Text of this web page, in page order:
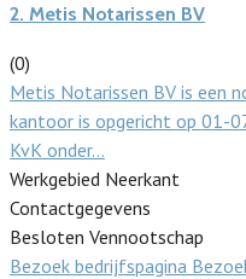
2. Metis Notarissen BV
(0)
Metis Notarissen BV is een
kantoor is opgericht op 01-
KvK onder…
Werkgebied Neerkant
Contactgegevens
Besloten Vennootschap
Bezoek bedrijfspagina